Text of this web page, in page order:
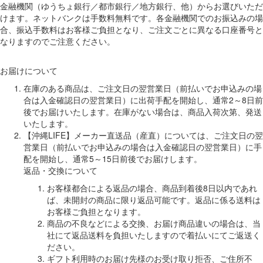
金融機関（ゆうちょ銀行／都市銀行／地方銀行、他）からお選びいただ
けます。ネットバンクは手数料無料です。各金融機関でのお振込みの場
合、振込手数料はお客様ご負担となり、ご注文ごとに異なる口座番号と
なりますのでご注意ください。
お届けについて
在庫のある商品は、ご注文日の翌営業日（前払いでお申込みの場
合は入金確認日の翌営業日）に出荷手配を開始し、通常2～8日前
後でお届けいたします。在庫がない場合は、商品入荷次第、発送
いたします。
【沖縄LIFE】メーカー直送品（産直）については、ご注文日の翌
営業日（前払いでお申込みの場合は入金確認日の翌営業日）に手
配を開始し、通常5～15日前後でお届けします。
返品・交換について
お客様都合による返品の場合、商品到着後8日以内であれ
ば、未開封の商品に限り返品可能です。返品に係る送料は
お客様ご負担となります。
商品の不良などによる交換、お届け商品違いの場合は、当
社にて返品送料を負担いたしますので着払いにてご返送く
ださい。
ギフト利用時のお届け先様のお受け取り拒否、ご住所不